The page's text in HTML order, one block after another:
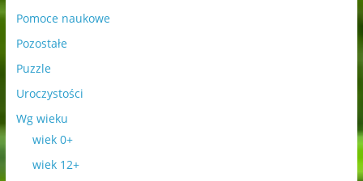
Pomoce naukowe
Pozostałe
Puzzle
Uroczystości
Wg wieku
wiek 0+
wiek 12+